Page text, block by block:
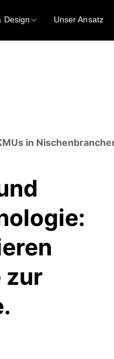
Design Unser Ansatz
in
zur